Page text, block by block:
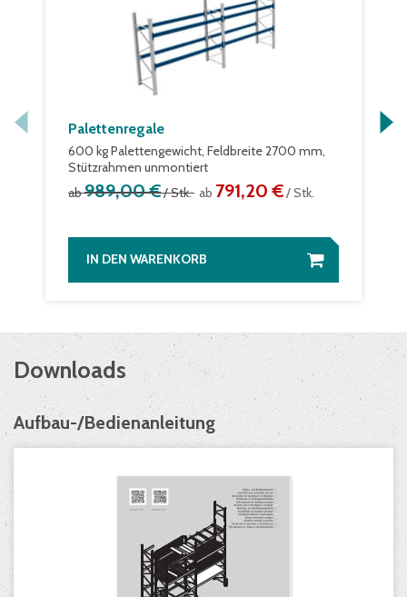
Palettenregale
600 kg Palettengewicht, Feldbreite 2700 mm,
Stützrahmen unmontiert
ab989,00 €/ Stk. ab 791,20 €/ Stk.
IN DEN WARENKORB
Downloads
Aufbau-/Bedienanleitung